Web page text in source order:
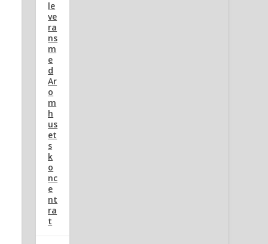
le
ve
ra
ns
m
e
d
Ar
o
m
h
us
et
s
k
o
nc
e
nt
ra
t